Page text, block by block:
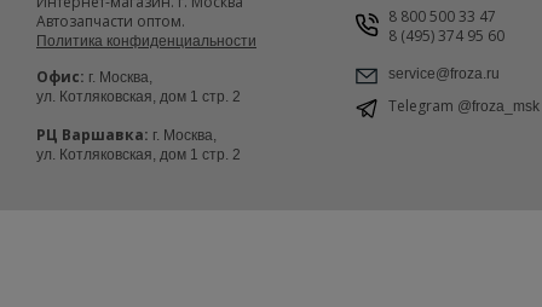
Автозапчасти оптом.
Политика конфиденциальности
Офис: г. Москва,
ул. Котляковская, дом 1 стр. 2
РЦ Варшавка: г. Москва,
ул. Котляковская, дом 1 стр. 2
8 800 500 33 47
8 (495) 374 95 60
service@froza.ru
Telegram @froza_msk